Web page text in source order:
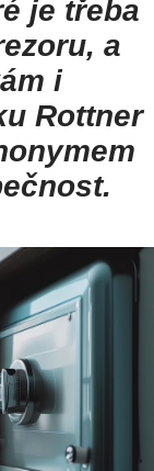
je třeba
a
i
Rottner